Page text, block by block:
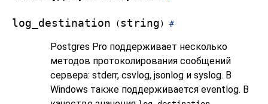
log_destination ( string ) #
Postgres Pro поддерживает несколько
методов протоколирования сообщений
сервера: stderr, csvlog, jsonlog и syslog. В
Windows также поддерживается eventlog. В